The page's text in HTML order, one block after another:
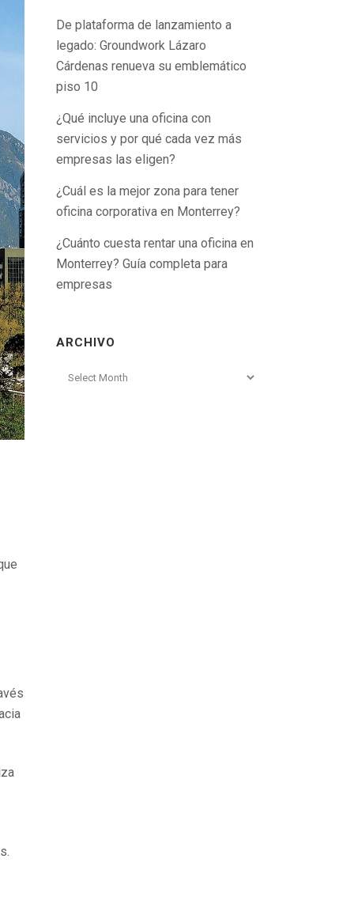
De plataforma de lanzamiento a
legado: Groundwork Lázaro
Cárdenas renueva su emblemático
piso 10
¿Qué incluye una oficina con
servicios y por qué cada vez más
empresas las eligen?
¿Cuál es la mejor zona para tener
oficina corporativa en Monterrey?
¿Cuánto cuesta rentar una oficina en
Monterrey? Guía completa para
empresas
ARCHIVO
Archivo